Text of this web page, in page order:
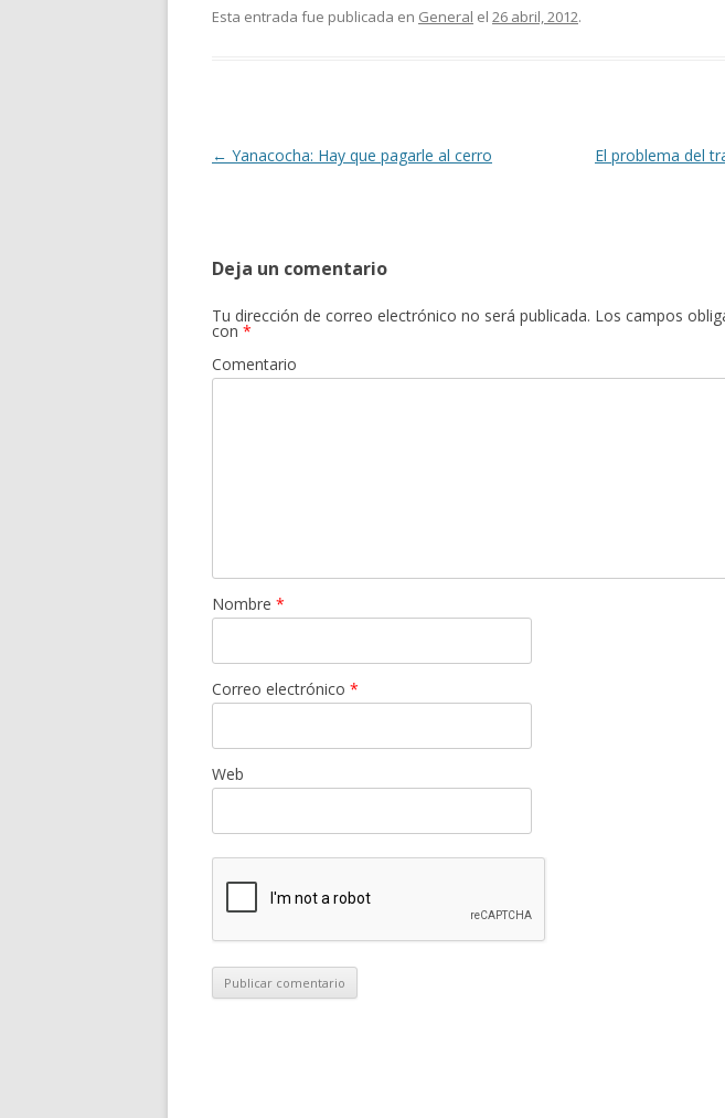
e
k
itt m
r
Esta entrada fue publicada en General el 26 abril, 2012.
Navegación
← Yanacocha: Hay que pagarle al cerro
El problema del
Deja un comentario
Tu dirección de correo electrónico no será publicada. Los campos
con *
Comentario
Nombre *
Correo electrónico *
Web